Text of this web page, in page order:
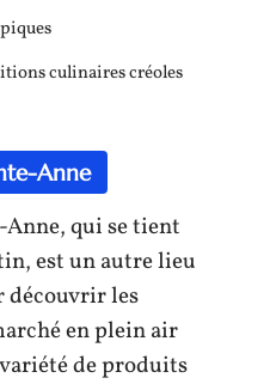
culinaires créoles
Anne
Anne, qui se tient
est un autre lieu
découvrir les
en plein air
de produits